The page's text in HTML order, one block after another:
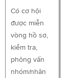
Có cơ hội
được miễn
vòng hồ sơ,
kiểm tra,
phỏng vấn
nhóm/nhân